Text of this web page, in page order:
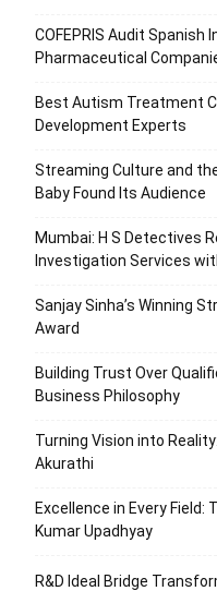
COFEPRIS Audit
Pharmaceutical
Best Autism Treatment
Development Experts
Streaming Culture and
Baby Found Its Audience
Mumbai: H S Detectives
Investigation Services
Sanjay Sinha’s Winning
Award
Building Trust Over
Business Philosophy
Turning Vision into
Akurathi
Excellence in Every
Kumar Upadhyay
R&D Ideal Bridge